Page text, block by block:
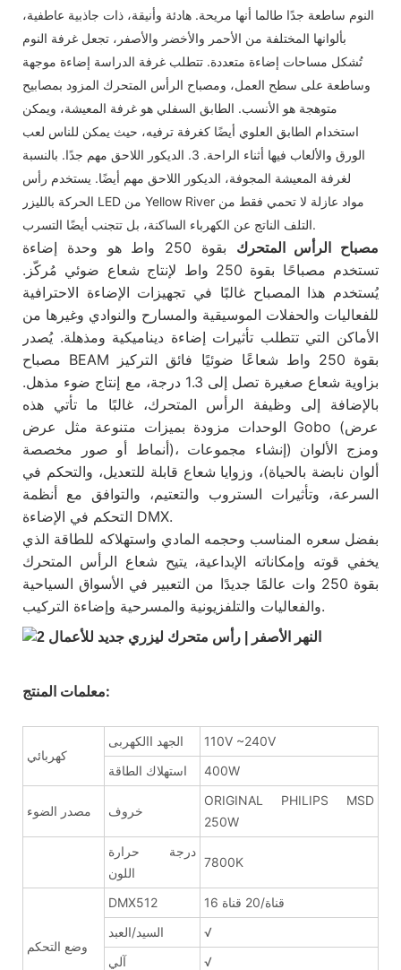
النوم ساطعة جدًا طالما أنها مريحة. هادئة وأنيقة، ذات جاذبية عاطفية،
بألوانها المختلفة من الأحمر والأخضر والأصفر، تجعل غرفة النوم
تُشكل مساحات إضاءة متعددة. تتطلب غرفة الدراسة إضاءة موجهة
وساطعة على سطح العمل، ومصباح الرأس المتحرك المزود بمصابيح
متوهجة هو الأنسب. الطابق السفلي هو غرفة المعيشة، ويمكن
استخدام الطابق العلوي أيضًا كغرفة ترفيه، حيث يمكن للناس لعب
الورق والألعاب فيها أثناء الراحة. 3. الديكور اللاحق مهم جدًا. بالنسبة
لغرفة المعيشة المجوفة، الديكور اللاحق مهم أيضًا. يستخدم رأس
الحركة بالليزر LED من Yellow River مواد عازلة لا تحمي فقط من
التلف الناتج عن الكهرباء الساكنة، بل تتجنب أيضًا التسرب.
مصباح الرأس المتحرك
بقوة 250 واط هو وحدة إضاءة
تستخدم مصباحًا بقوة 250 واط لإنتاج شعاع ضوئي مُركّز.
يُستخدم هذا المصباح غالبًا في تجهيزات الإضاءة الاحترافية
للفعاليات والحفلات الموسيقية والمسارح والنوادي وغيرها من
الأماكن التي تتطلب تأثيرات إضاءة ديناميكية ومذهلة. يُصدر
مصباح BEAM بقوة 250 واط شعاعًا ضوئيًا فائق التركيز
بزاوية شعاع صغيرة تصل إلى 1.3 درجة، مع إنتاج ضوء مذهل.
بالإضافة إلى وظيفة الرأس المتحرك، غالبًا ما تأتي هذه
الوحدات مزودة بميزات متنوعة مثل عرض Gobo (عرض
أنماط أو صور مخصصة)، ومزج الألوان (إنشاء مجموعات
ألوان نابضة بالحياة)، وزوايا شعاع قابلة للتعديل، والتحكم في
السرعة، وتأثيرات الستروب والتعتيم، والتوافق مع أنظمة
التحكم في الإضاءة DMX.
بفضل سعره المناسب وحجمه المادي واستهلاكه للطاقة الذي
يخفي قوته وإمكاناته الإبداعية، يتيح شعاع الرأس المتحرك
بقوة 250 وات عالمًا جديدًا من التعبير في الأسواق السياحية
والفعاليات والتلفزيونية والمسرحية وإضاءة التركيب.
معلمات المنتج:
كهربائي
الجهد االكهربى
110V ~240V
استهلاك الطاقة
400W
مصدر الضوء خروف
ORIGINAL PHILIPS MSD
250W
درجة حرارة
اللون
7800K
وضع التحكم
DMX512
16 قناة/20 قناة
السيد/العبد
√
آلي
√